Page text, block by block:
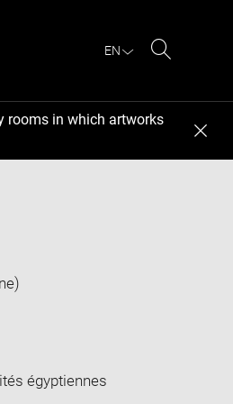
EN
rooms in which artworks
égyptiennes